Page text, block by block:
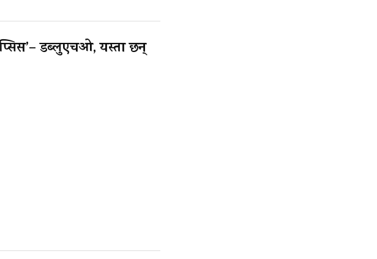
डब्लुएचओ, यस्ता छन्